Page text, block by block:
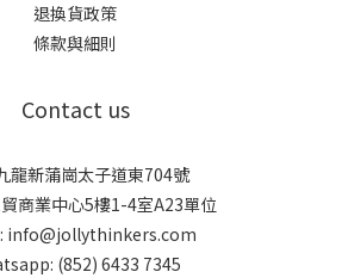
退換貨政策
條款與細則
Contact us
龍新蒲崗太子道東704號
商業中心5樓1-4室A23單位
info@jollythinkers.com
(852) 6433 7345